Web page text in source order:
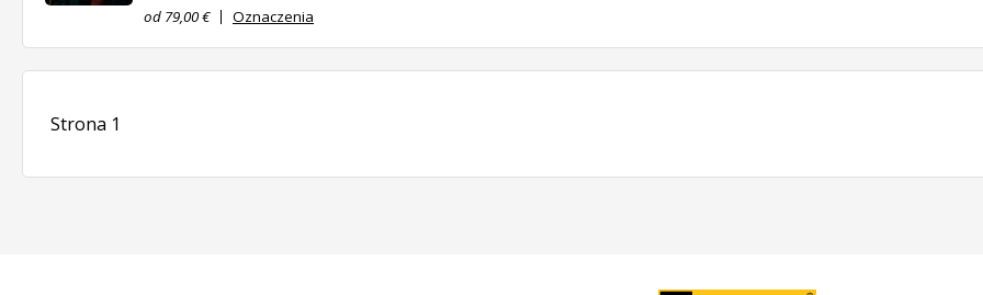
od 79,00 €
Oznaczenia
Strona 1